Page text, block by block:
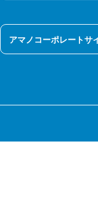
アマノコーポレートサ